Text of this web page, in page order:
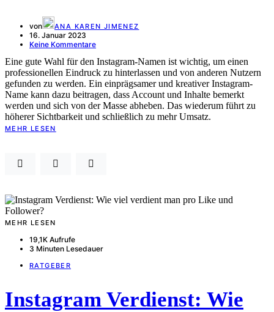
von ANA KAREN JIMENEZ
16. Januar 2023
Keine Kommentare
Eine gute Wahl für den Instagram-Namen ist wichtig, um einen
professionellen Eindruck zu hinterlassen und von anderen Nutzern
gefunden zu werden. Ein einprägsamer und kreativer Instagram-
Name kann dazu beitragen, dass Account und Inhalte bemerkt
werden und sich von der Masse abheben. Das wiederum führt zu
höherer Sichtbarkeit und schließlich zu mehr Umsatz.
MEHR LESEN
MEHR LESEN
19,1K Aufrufe
3 Minuten Lesedauer
RATGEBER
Instagram Verdienst: Wie